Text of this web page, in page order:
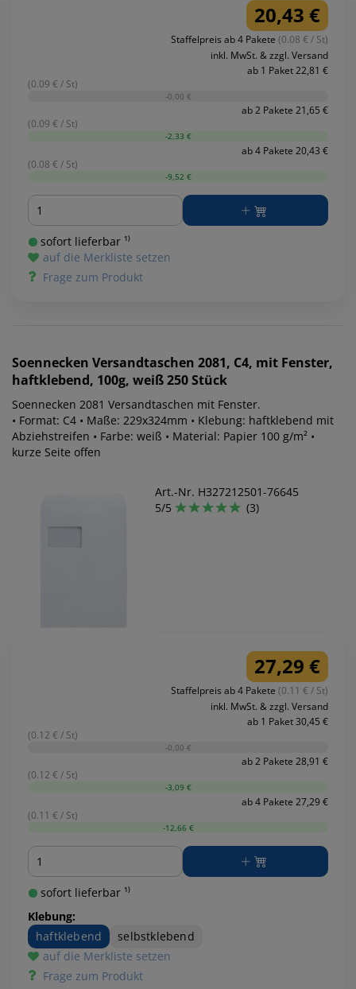
20,43 €
Staffelpreis ab 4 Pakete (0.08 € / St)
inkl. MwSt. & zzgl. Versand
ab 1 Paket 22,81 €
(0.09 € / St)
-0,00 €
ab 2 Pakete 21,65 €
(0.09 € / St)
-2,33 €
ab 4 Pakete 20,43 €
(0.08 € / St)
-9,52 €
Menge
sofort lieferbar ¹⁾
auf die Merkliste setzen
Frage zum Produkt
Soennecken Versandtaschen 2081, C4, mit Fenster,
haftklebend, 100g, weiß 250 Stück
Soennecken 2081 Versandtaschen mit Fenster.
• Format: C4 • Maße: 229x324mm • Klebung: haftklebend mit
Abziehstreifen • Farbe: weiß • Material: Papier 100 g/m² •
kurze Seite offen
Art.-Nr. H327212501-76645
5/5
(3)
27,29 €
Staffelpreis ab 4 Pakete (0.11 € / St)
inkl. MwSt. & zzgl. Versand
ab 1 Paket 30,45 €
(0.12 € / St)
-0,00 €
ab 2 Pakete 28,91 €
(0.12 € / St)
-3,09 €
ab 4 Pakete 27,29 €
(0.11 € / St)
-12,66 €
Menge
sofort lieferbar ¹⁾
Klebung:
haftklebend
selbstklebend
auf die Merkliste setzen
Frage zum Produkt